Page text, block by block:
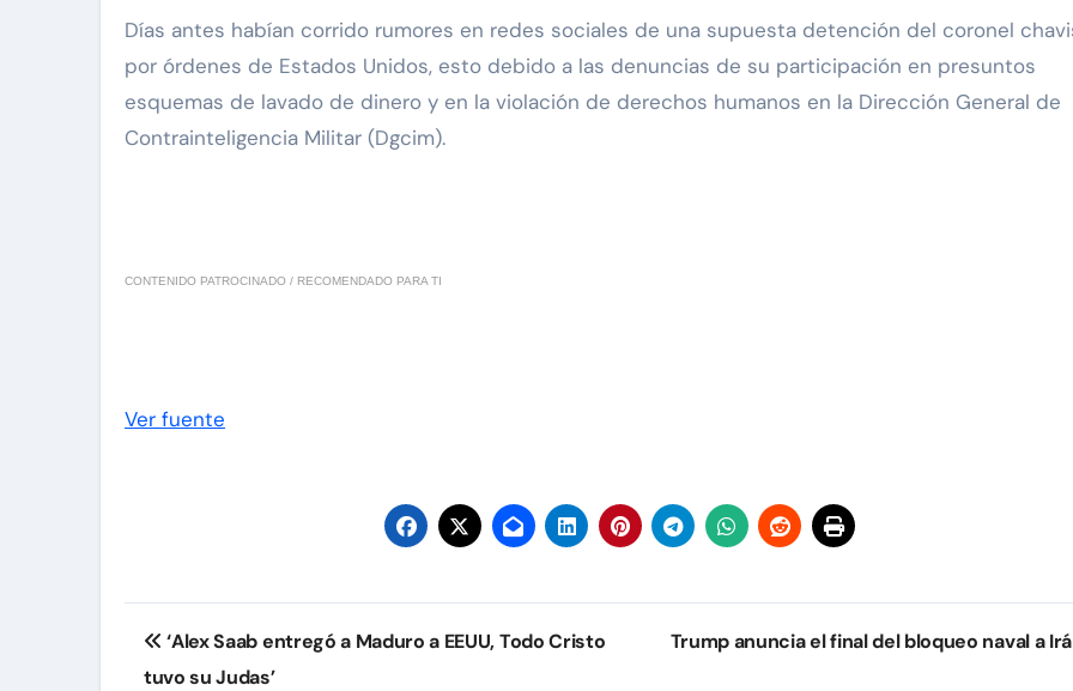
Días antes habían corrido rumores en redes sociales de una supuesta detención del coronel
por órdenes de Estados Unidos, esto debido a las denuncias de su participación en presuntos
esquemas de lavado de dinero y en la violación de derechos humanos en la Dirección General de
Contrainteligencia Militar (Dgcim).
CONTENIDO PATROCINADO / RECOMENDADO PARA TI
Ver fuente
Navegación
de
‘Alex Saab entregó a Maduro a EEUU, Todo Cristo
tuvo su Judas’
Trump anuncia el final del bloqueo naval a